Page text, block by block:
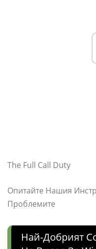
The Full Call Duty
Опитайте Нашия
Проблемите
Най-Добрият